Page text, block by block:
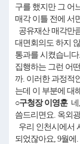
구를 했지만 그 어
매각 이틀 전에 서
공유재산 매각만
대면회의도 하지
통과를 시켰습니
집행하는 그런 어
까. 이러한 과정적
는데 이 부분에 대
○구청장 이영훈네,
씀드리면요. 옥외
우리 인천시에서
되었잖아요, 9월에